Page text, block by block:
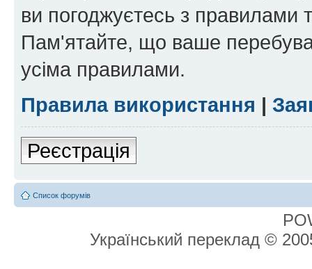
ви погоджуєтесь з правилами
Пам'ятайте, що ваше
усіма правилами.
Правила використання |
Реєстрація
Список форумів
Український переклад ©